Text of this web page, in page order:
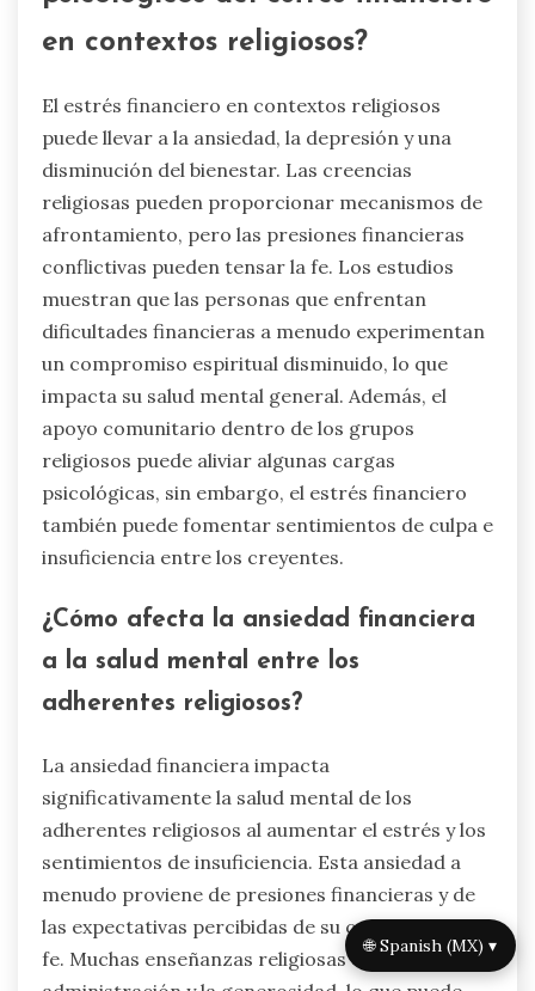
¿Cuáles son los impactos
psicológicos del estrés financiero
en contextos religiosos?
El estrés financiero en contextos religiosos
puede llevar a la ansiedad, la depresión y una
disminución del bienestar. Las creencias
religiosas pueden proporcionar mecanismos de
afrontamiento, pero las presiones financieras
conflictivas pueden tensar la fe. Los estudios
muestran que las personas que enfrentan
dificultades financieras a menudo experimentan
impacta su salud mental general. Además, el
apoyo comunitario dentro de los grupos
religiosos puede aliviar algunas cargas
psicológicas, sin embargo, el estrés financiero
insuficiencia entre los creyentes.
¿Cómo afecta la ansiedad financiera
a la salud mental entre los
adherentes religiosos?
La ansiedad financiera impacta
🌐 Spanish (MX) ▾